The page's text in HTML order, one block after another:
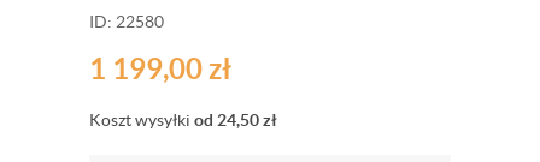
ID: 22580
1 199,00zł
Koszt wysyłki od 24,50zł